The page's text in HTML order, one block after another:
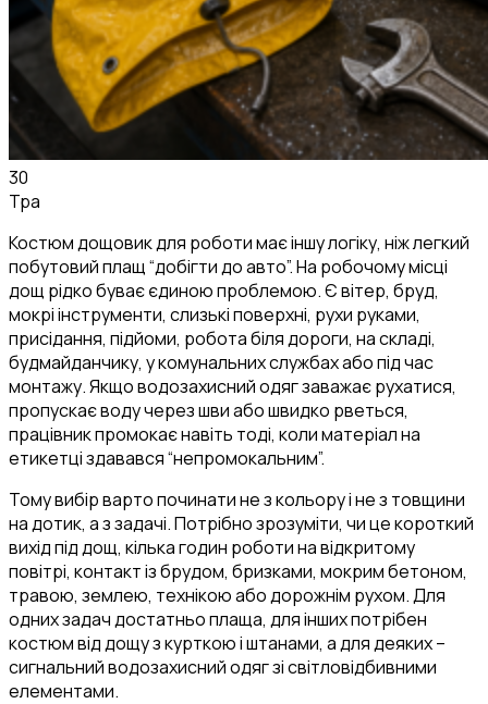
30
Тра
Костюм дощовик для роботи має іншу логіку, ніж легкий
побутовий плащ “добігти до авто”. На робочому місці
дощ рідко буває єдиною проблемою. Є вітер, бруд,
мокрі інструменти, слизькі поверхні, рухи руками,
присідання, підйоми, робота біля дороги, на складі,
будмайданчику, у комунальних службах або під час
монтажу. Якщо водозахисний одяг заважає рухатися,
пропускає воду через шви або швидко рветься,
працівник промокає навіть тоді, коли матеріал на
етикетці здавався “непромокальним”.
Тому вибір варто починати не з кольору і не з товщини
на дотик, а з задачі. Потрібно зрозуміти, чи це короткий
вихід під дощ, кілька годин роботи на відкритому
повітрі, контакт із брудом, бризками, мокрим бетоном,
травою, землею, технікою або дорожнім рухом. Для
одних задач достатньо плаща, для інших потрібен
костюм від дощу з курткою і штанами, а для деяких –
сигнальний водозахисний одяг зі світловідбивними
елементами.